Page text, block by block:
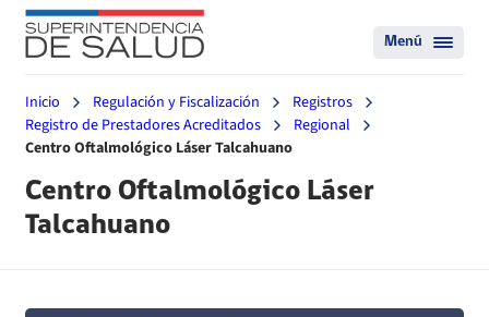
Menú
Inicio Regulación y Fiscalización
Registros
Registro de Prestadores Acreditados
Regional
Centro Oftalmológico Láser Talcahuano
Centro Oftalmológico Láser
Talcahuano